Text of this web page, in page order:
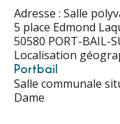
Adresse : Salle
5 place Edmond
50580 PORT-BAIL-
Localisation
Portbail
Salle communale
Dame